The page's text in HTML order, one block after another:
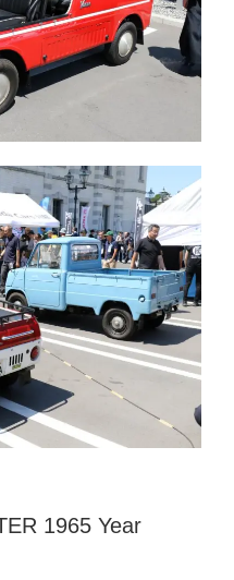
1965 Year